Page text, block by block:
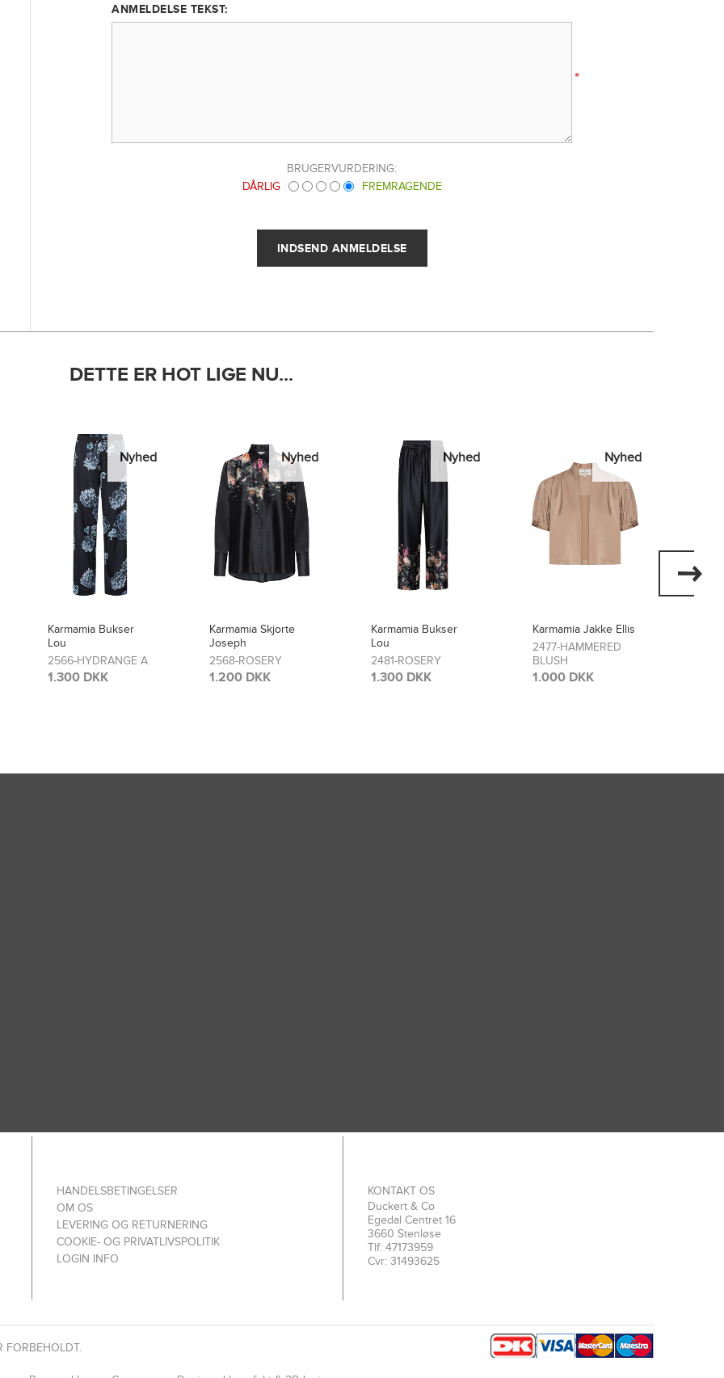
ANMELDELSE TEKST:
*
BRUGERVURDERING:
DÅRLIG
FREMRAGENDE
DETTE ER HOT LIGE NU...
Nyhed
Karmamia Skjorte
Joseph
2568-ROSERY
1.200 DKK
Nyhed
Karmamia Bukser
Lou
2481-ROSERY
1.300 DKK
Nyhed
Karmamia Jakke Ellis
2477-HAMMERED
BLUSH
1.000 DKK
Nyhed
Karmamia Kjole Layla
2474-SCARLETT
FLOWER
1.700 DKK
HANDELSBETINGELSER
OM OS
LEVERING OG RETURNERING
COOKIE- OG PRIVATLIVSPOLITIK
LOGIN INFO
KONTAKT OS
Duckert & Co
Egedal Centret 16
3660 Stenløse
Tlf: 47173959
Cvr: 31493625
FORBEHOLDT.